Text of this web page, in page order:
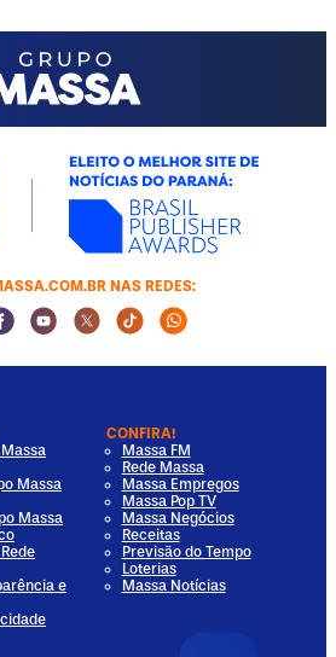
NAS REDES:
Social Media
Facebook Social Media
Youtube Social Media
Twitter Social Media
Tiktok Social Media
Whatsapp
Massa
Massa
e
CONFIRA!
Massa FM
Rede Massa
Massa Empregos
Massa Pop TV
Massa Negócios
Receitas
Previsão do Tempo
Loterias
Massa Notícias